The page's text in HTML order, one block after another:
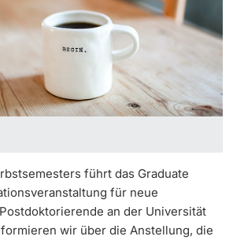
Doktorierende
& Alumni
(IVIT)
GYM
& Culture
& Betrieb führt das Graduate
für neue
an der Universität
wir über die Anstellung, die